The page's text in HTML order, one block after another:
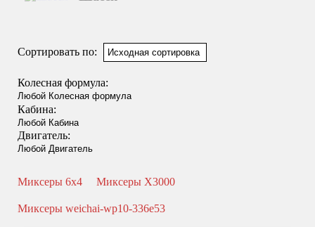
Сортировать по:
Колесная формула:
Кабина:
Двигатель:
Миксеры 6x4 Миксеры X3000
Миксеры weichai-wp10-336e53